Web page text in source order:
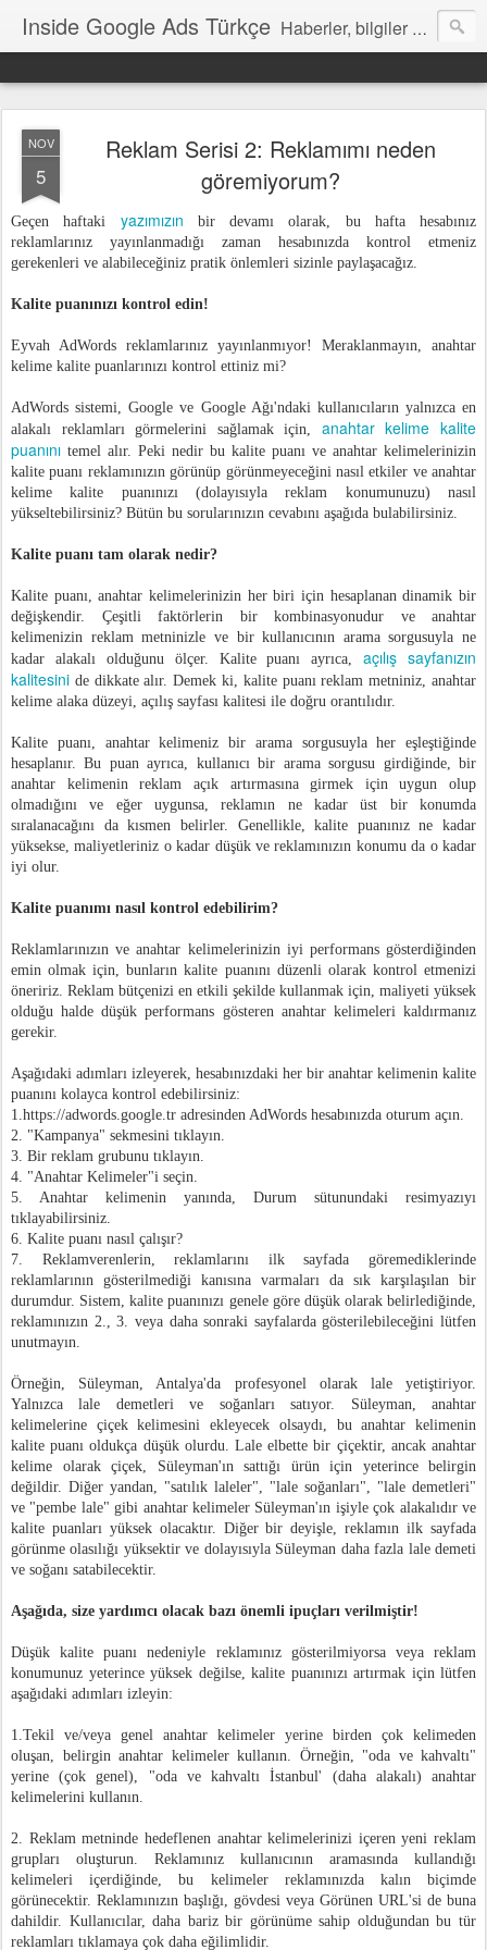
Inside Google Ads Türkçe Haberler, bilgiler ve ipuçları içeren Google Ads Resmi Blogu
NOV
5
Reklam Serisi 2: Reklamımı neden
göremiyorum?
Geçen haftaki yazımızın bir devamı olarak, bu hafta hesabınız
reklamlarınız yayınlanmadığı zaman hesabınızda kontrol etmeniz
gerekenleri ve alabileceğiniz pratik önlemleri sizinle paylaşacağız.
Kalite puanınızı kontrol edin!
Eyvah AdWords reklamlarınız yayınlanmıyor! Meraklanmayın, anahtar
kelime kalite puanlarınızı kontrol ettiniz mi?
AdWords sistemi, Google ve Google Ağı'ndaki kullanıcıların yalnızca en
alakalı reklamları görmelerini sağlamak için, anahtar kelime kalite
puanını temel alır. Peki nedir bu kalite puanı ve anahtar kelimelerinizin
kalite puanı reklamınızın görünüp görünmeyeceğini nasıl etkiler ve anahtar
kelime kalite puanınızı (dolayısıyla reklam konumunuzu) nasıl
yükseltebilirsiniz? Bütün bu sorularınızın cevabını aşağıda bulabilirsiniz.
Kalite puanı tam olarak nedir?
Kalite puanı, anahtar kelimelerinizin her biri için hesaplanan dinamik bir
değişkendir. Çeşitli faktörlerin bir kombinasyonudur ve anahtar
kelimenizin reklam metninizle ve bir kullanıcının arama sorgusuyla ne
kadar alakalı olduğunu ölçer. Kalite puanı ayrıca,açılış sayfanızın
kalitesini de dikkate alır. Demek ki, kalite puanı reklam metniniz, anahtar
kelime alaka düzeyi, açılış sayfası kalitesi ile doğru orantılıdır.
Kalite puanı, anahtar kelimeniz bir arama sorgusuyla her eşleştiğinde
hesaplanır. Bu puan ayrıca, kullanıcı bir arama sorgusu girdiğinde, bir
anahtar kelimenin reklam açık artırmasına girmek için uygun olup
olmadığını ve eğer uygunsa, reklamın ne kadar üst bir konumda
sıralanacağını da kısmen belirler. Genellikle, kalite puanınız ne kadar
yüksekse, maliyetleriniz o kadar düşük ve reklamınızın konumu da o kadar
iyi olur.
Kalite puanımı nasıl kontrol edebilirim?
Reklamlarınızın ve anahtar kelimelerinizin iyi performans gösterdiğinden
emin olmak için, bunların kalite puanını düzenli olarak kontrol etmenizi
öneririz. Reklam bütçenizi en etkili şekilde kullanmak için, maliyeti yüksek
olduğu halde düşük performans gösteren anahtar kelimeleri kaldırmanız
gerekir.
Aşağıdaki adımları izleyerek, hesabınızdaki her bir anahtar kelimenin kalite
puanını kolayca kontrol edebilirsiniz:
1.https://adwords.google.tr adresinden AdWords hesabınızda oturum açın.
2. "Kampanya" sekmesini tıklayın.
3. Bir reklam grubunu tıklayın.
4. "Anahtar Kelimeler"i seçin.
5. Anahtar kelimenin yanında, Durum sütunundaki resimyazıyı
tıklayabilirsiniz.
6. Kalite puanı nasıl çalışır?
7. Reklamverenlerin, reklamlarını ilk sayfada göremediklerinde
reklamlarının gösterilmediği kanısına varmaları da sık karşılaşılan bir
durumdur. Sistem, kalite puanınızı genele göre düşük olarak belirlediğinde,
reklamınızın 2., 3. veya daha sonraki sayfalarda gösterilebileceğini lütfen
unutmayın.
Örneğin, Süleyman, Antalya'da profesyonel olarak lale yetiştiriyor.
Yalnızca lale demetleri ve soğanları satıyor. Süleyman, anahtar
kelimelerine çiçek kelimesini ekleyecek olsaydı, bu anahtar kelimenin
kalite puanı oldukça düşük olurdu. Lale elbette bir çiçektir, ancak anahtar
kelime olarak çiçek, Süleyman'ın sattığı ürün için yeterince belirgin
değildir. Diğer yandan, "satılık laleler", "lale soğanları", "lale demetleri"
ve "pembe lale" gibi anahtar kelimeler Süleyman'ın işiyle çok alakalıdır ve
kalite puanları yüksek olacaktır. Diğer bir deyişle, reklamın ilk sayfada
görünme olasılığı yüksektir ve dolayısıyla Süleyman daha fazla lale demeti
ve soğanı satabilecektir.
Aşağıda, size yardımcı olacak bazı önemli ipuçları verilmiştir!
Düşük kalite puanı nedeniyle reklamınız gösterilmiyorsa veya reklam
konumunuz yeterince yüksek değilse, kalite puanınızı artırmak için lütfen
aşağıdaki adımları izleyin:
1.Tekil ve/veya genel anahtar kelimeler yerine birden çok kelimeden
oluşan, belirgin anahtar kelimeler kullanın. Örneğin, "oda ve kahvaltı"
yerine (çok genel), "oda ve kahvaltı İstanbul' (daha alakalı) anahtar
kelimelerini kullanın.
2. Reklam metninde hedeflenen anahtar kelimelerinizi içeren yeni reklam
grupları oluşturun. Reklamınız kullanıcının aramasında kullandığı
kelimeleri içerdiğinde, bu kelimeler reklamınızda kalın biçimde
görünecektir. Reklamınızın başlığı, gövdesi veya Görünen URL'si de buna
dahildir. Kullanıcılar, daha bariz bir görünüme sahip olduğundan bu tür
reklamları tıklamaya çok daha eğilimlidir.